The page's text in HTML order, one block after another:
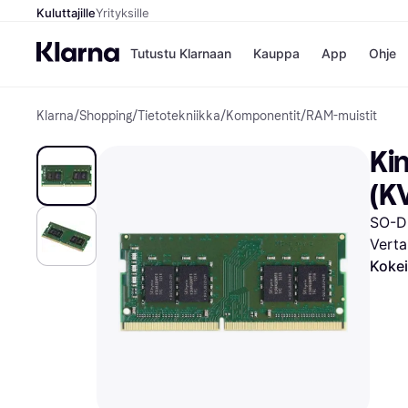
KuluttajilleYrityksille
Tutustu Klarnaan Kauppa
Kaupat
Gigantti
H&M
Peten
Wolt
App Ohje
Klarna/Shopping/Tietotekniikka/Komponentit/RAM-muistit
SO-